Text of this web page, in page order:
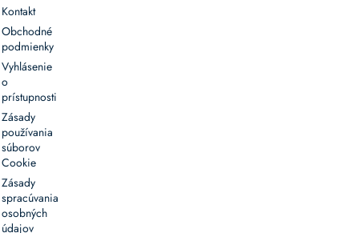
Kontakt
Obchodné
podmienky
Vyhlásenie
o
prístupnosti
Zásady
používania
súborov
Cookie
Zásady
spracúvania
osobných
údajov